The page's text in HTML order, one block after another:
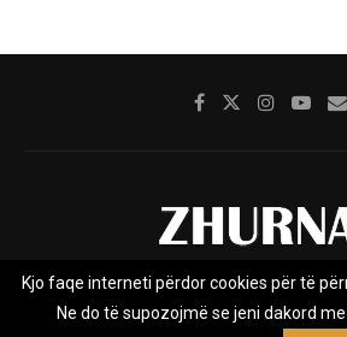
Rreth nesh Impresumi
Privacy Policy
Kjo faqe interneti përdor cookies për të
Ne do të supozojmë se jeni dakord